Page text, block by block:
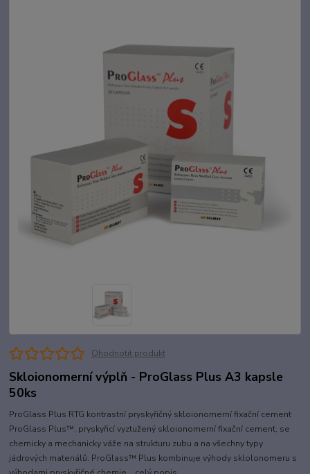
Ohodnotit produkt
Skloionomerní výplň - ProGlass Plus A3 kapsle
50ks
ProGlass Plus RTG kontrastní pryskyřičný skloionomerní fixační cement
ProGlass Plus™, pryskyřicí vyztužený skloionomerní fixační cement, se
chemicky a mechanicky váže na strukturu zubu a na všechny typy
jádrových materiálů. ProGlass™ Plus kombinuje výhody sklolonomeru s